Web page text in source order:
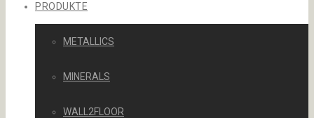
PRODUKTE
METALLICS
MINERALS
WALL2FLOOR